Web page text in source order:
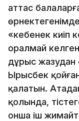
аттас
«кебенек киіп
оралмай
дұрыс жазудан
Ырысбек
қалатын.
қолында,
онша іш